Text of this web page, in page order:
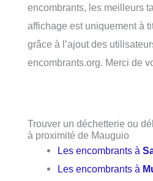
encombrants, les meilleurs
affichage est uniquement à
grâce à l’ajout des
encombrants.org. Merci de
Trouver un déchetterie ou
à proximité de Mauguio
Les encombrants à
Les encombrants à